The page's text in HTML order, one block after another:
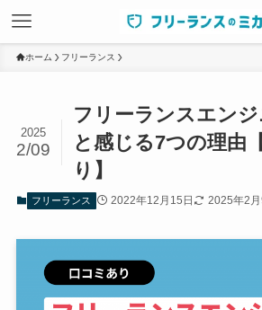
ホーム フリーランス
フリーランスエン
と感じる7つの理由
り】
2025
2/09
フリーランス 2022年12月15日 2025年2月